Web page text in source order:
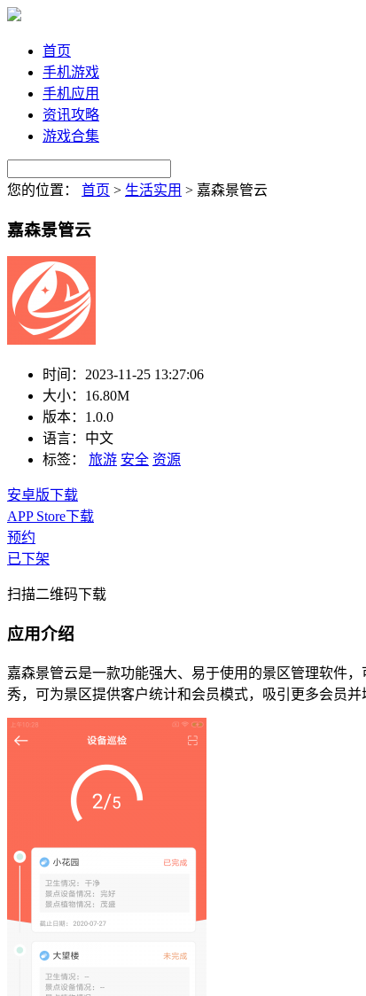
首页
手机游戏
手机应用
资讯攻略
游戏合集
您的位置： 首页 > 生活实用 > 嘉森景管云
嘉森景管云
时间： 2023-11-25 13:27:06
大小： 16.80M
版本： 1.0.0
语言： 中文
标签：
旅游 安全 资源
安卓版下载
APP Store下载
预约
已下架
扫描二维码下载
应用介绍
嘉森景管云是一款功能强大、易于使用的景区管理软件
秀，可为景区提供客户统计和会员模式，吸引更多会员并